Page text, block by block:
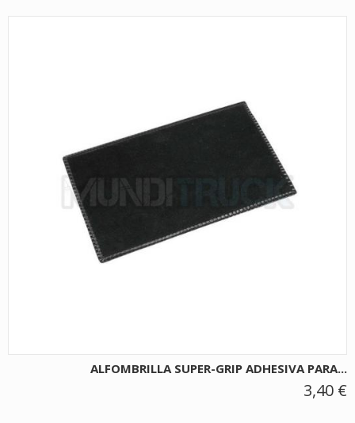
ALFOMBRILLA SUPER-GRIP ADHESIVA PARA...
3,40 €